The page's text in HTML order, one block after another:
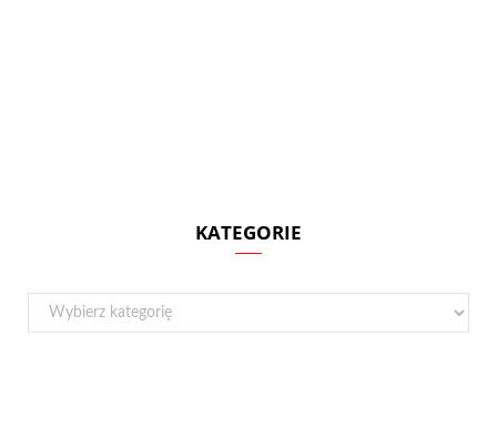
KATEGORIE
Kategorie